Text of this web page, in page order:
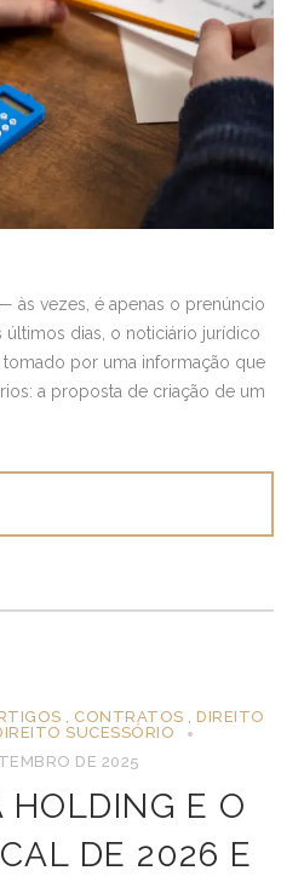
às vezes, é apenas o prenúncio
últimos dias, o noticiário jurídico
por uma informação que
a proposta de criação de um
, CONTRATOS , DIREITO
SUCESSÓRIO
DE 2025
HOLDING E O
DE 2026 E